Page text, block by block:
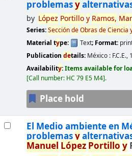
problemasy
by López Portilloy Ramos,
Series:SeccióndeObrasdeCiencia
Material type: Text; Format:
Publication details: México : F.C.E.,
Availability:Items available for
Call number: HC 79 E5 M4 .
Place hold
El Medio ambiente en
problemasy
Manuel López Portillo y